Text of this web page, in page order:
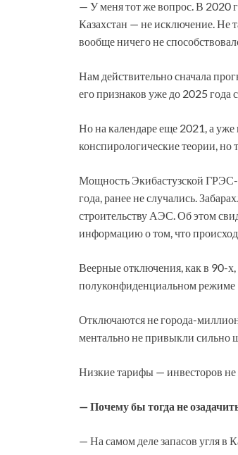
— У меня тот же вопрос. В 2020
Казахстан — не исключение. Не
вообще ничего не
Нам действительно сначала
его признаков уже до 2025 года
Но на календаре еще 2021, а уже
конспирологические теории, но
Мощность Экибастузской ГРЭС-
года, ранее не случались.
строительству АЭС. Об этом
информацию о том, что
Веерные отключения, как в 90-
полуконфиденциальном режиме
Отключаются не города-
ментально не привыкли сильно
Низкие тарифы — инвесторов
— Почему бы тогда не
— На самом деле запасов угля в